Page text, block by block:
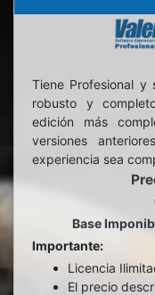
Tiene Profesional y
robusto y
edición más
versiones
experiencia sea
Base
Importante:
Licencia
El precio